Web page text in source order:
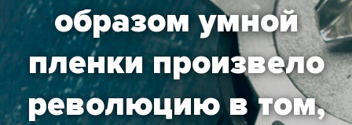
образом умной
пленки произвело
революцию в том,